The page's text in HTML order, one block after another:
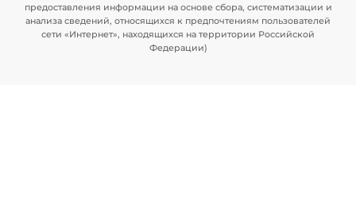
предоставления информации на основе сбора, систематизации и
анализа сведений, относящихся к предпочтениям пользователей
сети «Интернет», находящихся на территории Российской
Федерации)